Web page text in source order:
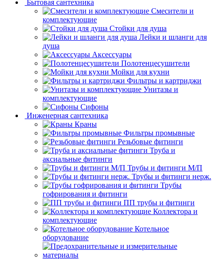
Бытовая сантехника
Смесители и
комплектующие
Стойки для душа
Лейки и шланги для
душа
Аксессуары
Полотенцесушители
Мойки для кухни
Фильтры и картриджи
Унитазы и
комплектующие
Сифоны
Инженерная сантехника
Краны
Фильтры промывные
Резьбовые фитинги
Труба и
аксиальные фитинги
Трубы и фитинги М/П
Трубы и фитинги нерж.
Трубы
гофрирования и фитинги
ПП трубы и фитинги
Коллектора и
комплектующие
Котельное
оборудование